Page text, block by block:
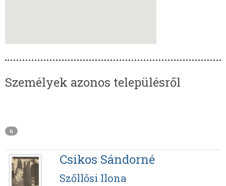
Személyek azonos településről
6
Csikos Sándorné
Szőllősi Ilona